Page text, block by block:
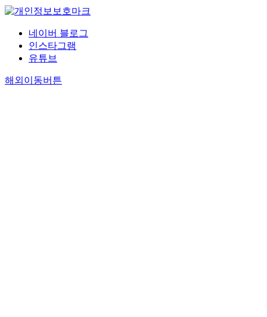
네이버 블로그
인스타그램
유튜브
해외이동버튼